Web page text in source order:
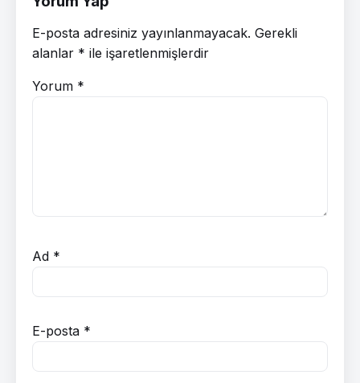
E-posta adresiniz yayınlanmayacak. Gerekli
alanlar * ile işaretlenmişlerdir
Yorum *
Ad *
E-posta *